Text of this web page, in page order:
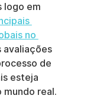
logo em
no
avaliações
de
esteja
mundo real.